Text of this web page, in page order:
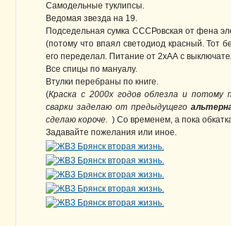
Самодельные туклипсы.
Ведомая звезда на 19.
Подседельная сумка СССРовская от фена
(потому что впаял светодиод красный. Тот
его переделал. Питание от 2хАА с
Все спицы по мануалу.
Втулки перебраны по книге.
(Краска с 2000х годов облезла и
сварки заделаю от предыдущего
сделаю короче. ) Со временем, а пока
Задавайте пожелания или иное.